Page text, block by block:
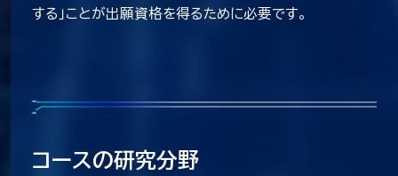
する」ことが出願資格を得るために必要です。
コースの研究分野